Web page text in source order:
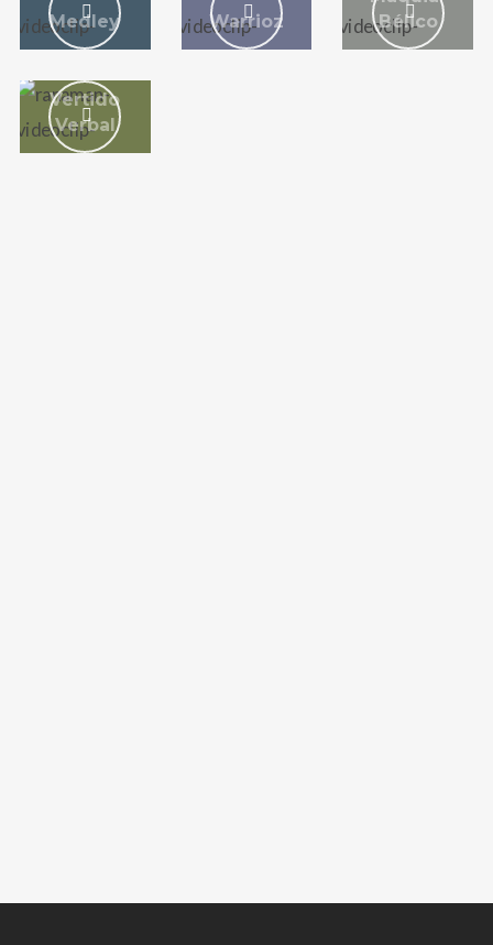
Medley Warrioz
Bélico
Vertido
Verbal